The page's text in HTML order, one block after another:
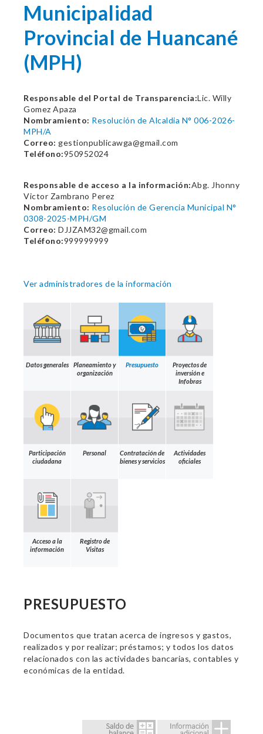
Municipalidad
Provincial de Huancané
(MPH)
Responsable del Portal de Transparencia:Lic. Willy
Gomez Apaza
Nombramiento: Resolución de Alcaldia N° 006-2026-
MPH/A
Correo: gestionpublicawga@gmail.com
Teléfono:950952024
Responsable de acceso a la información:Abg. Jhonny
Victor Zambrano Perez
Nombramiento: Resolución de Gerencia Municipal N°
0308-2025-MPH/GM
Correo: DJJZAM32@gmail.com
Teléfono:999999999
Ver administradores de la información
Datos generales
Planeamiento y
organización
Presupuesto
Proyectos de
inversión e
Infobras
Participación
ciudadana
Personal
Contratación de
bienes y servicios
Actividades
oficiales
Acceso a la
información
Registro de
Visitas
PRESUPUESTO
Documentos que tratan acerca de ingresos y gastos,
realizados y por realizar; préstamos; y todos los datos
relacionados con las actividades bancarias, contables y
económicas de la entidad.